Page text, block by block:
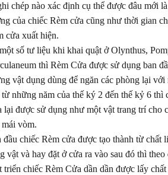
chép nào xác định cụ thể được đâu mới
của chiếc Rèm cửa cũng như thời gian
cửa xuất hiện.
số tư liệu khi khai quật ở Olynthus,
thì Rèm Cửa được sử dụng ban
vật dụng dùng để ngăn các phòng lại với
từ những năm của thế ký 2 đến thế kỷ 6 thì
lại được sử dụng như một vật trang trí cho
vòm.
đầu chiếc Rèm cửa được tạo thành từ chất
vật và hay đặt ở cửa ra vào sau đó thì theo
triển chiếc Rèm Cửa dần dần được lấy